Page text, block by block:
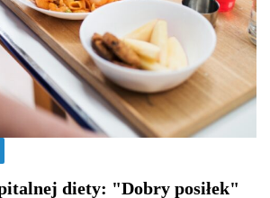
diety: "Dobry posiłek"